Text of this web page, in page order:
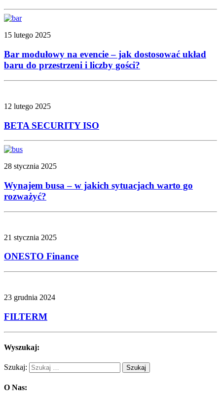
15 lutego 2025
Bar modułowy na evencie – jak dostosować układ
baru do przestrzeni i liczby gości?
12 lutego 2025
BETA SECURITY ISO
28 stycznia 2025
Wynajem busa – w jakich sytuacjach warto go
rozważyć?
21 stycznia 2025
ONESTO Finance
23 grudnia 2024
FILTERM
Wyszukaj:
Szukaj:
O Nas: